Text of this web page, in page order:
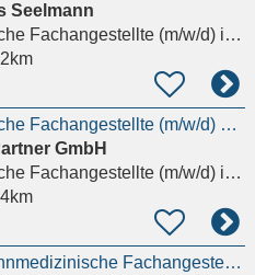
Seelmann
Fachangestellte (m/w/d)in Bürgstadt
Zahnmedizinische Fachangestellte (m/w/d) 1.500 € Willkommensbonus
GmbH
Fachangestellte (m/w/d)in Weiterstadt
Ausbildung Zahnmedizinische Fachangestellte (m/w/d)